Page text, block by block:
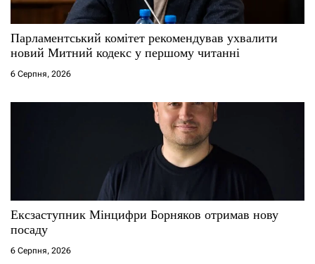
с
і
в
Парламентський комітет рекомендував ухвалити
новий Митний кодекс у першому читанні
6 Серпня, 2026
Ексзаступник Мінцифри Борняков отримав нову
посаду
6 Серпня, 2026